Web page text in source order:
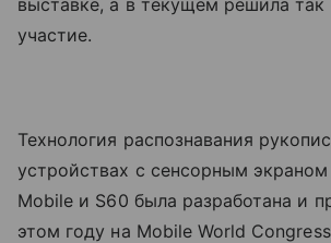
участие.
Технология распознавания
устройствах с сенсорным
Mobile и S60 была разработана и
этом году на Mobile World